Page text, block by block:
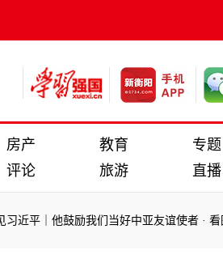
房产 教育 专题
评论 旅游 直播
平｜他鼓励我们当好中亚友谊使者·看图